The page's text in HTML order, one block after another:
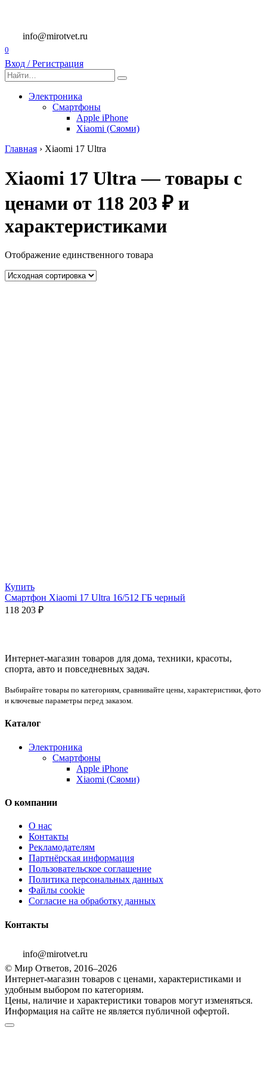
содержанию
info@mirotvet.ru
0
Вход / Регистрация
Search
for:
Электроника
Смартфоны
Apple iPhone
Xiaomi (Сяоми)
Главная › Xiaomi 17 Ultra
Xiaomi 17 Ultra — товары с
ценами от 118 203 ₽ и
характеристиками
Отображение единственного товара
Купить
Смартфон Xiaomi 17 Ultra 16/512 ГБ черный
118 203 ₽
Интернет-магазин товаров для дома, техники, красоты,
спорта, авто и повседневных задач.
Выбирайте товары по категориям, сравнивайте цены, характеристики, фото
и ключевые параметры перед заказом.
Каталог
Электроника
Смартфоны
Apple iPhone
Xiaomi (Сяоми)
О компании
О нас
Контакты
Рекламодателям
Партнёрская информация
Пользовательское соглашение
Политика персональных данных
Файлы cookie
Согласие на обработку данных
Контакты
info@mirotvet.ru
© Мир Ответов, 2016–2026
Интернет-магазин товаров с ценами, характеристиками и
удобным выбором по категориям.
Цены, наличие и характеристики товаров могут изменяться.
Информация на сайте не является публичной офертой.